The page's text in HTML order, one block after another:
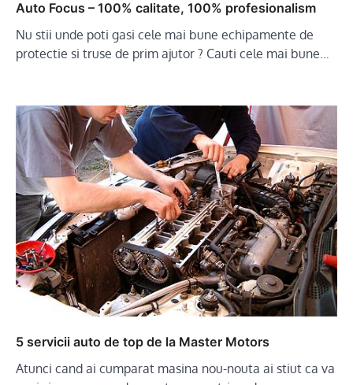
Auto Focus – 100% calitate, 100% profesionalism
Nu stii unde poti gasi cele mai bune echipamente de
protectie si truse de prim ajutor ? Cauti cele mai bune…
5 servicii auto de top de la Master Motors
Atunci cand ai cumparat masina nou-nouta ai stiut ca va